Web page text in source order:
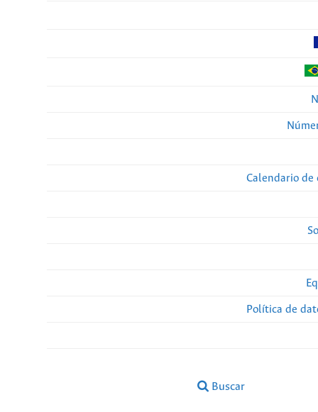
Calendario de
Política de
Buscar